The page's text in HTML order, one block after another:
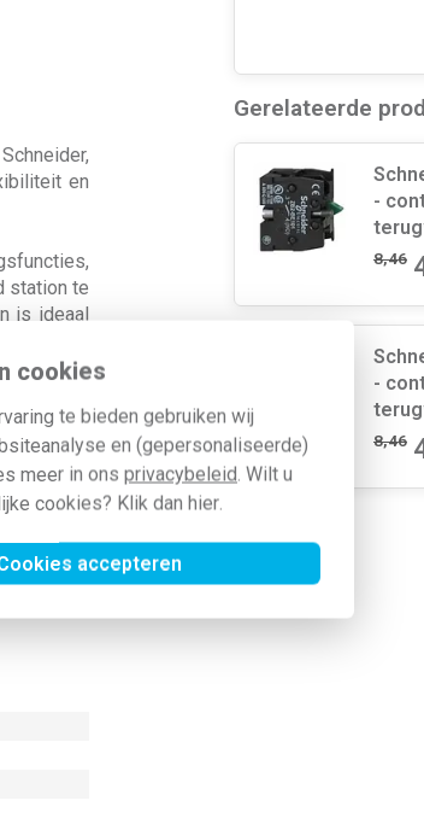
cookies
te bieden gebruiken wij
en (gepersonaliseerde)
meer in ons privacybeleid. Wilt u
cookies? Klik dan hier.
accepteren
en
station te
is ideaal
voor
zware
22 mm
Harmony-
Harmony
Gerelateerde
-
8,46
-
8,46